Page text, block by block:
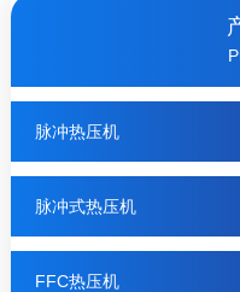
脉冲热压机
脉冲式热压机
FFC热压机